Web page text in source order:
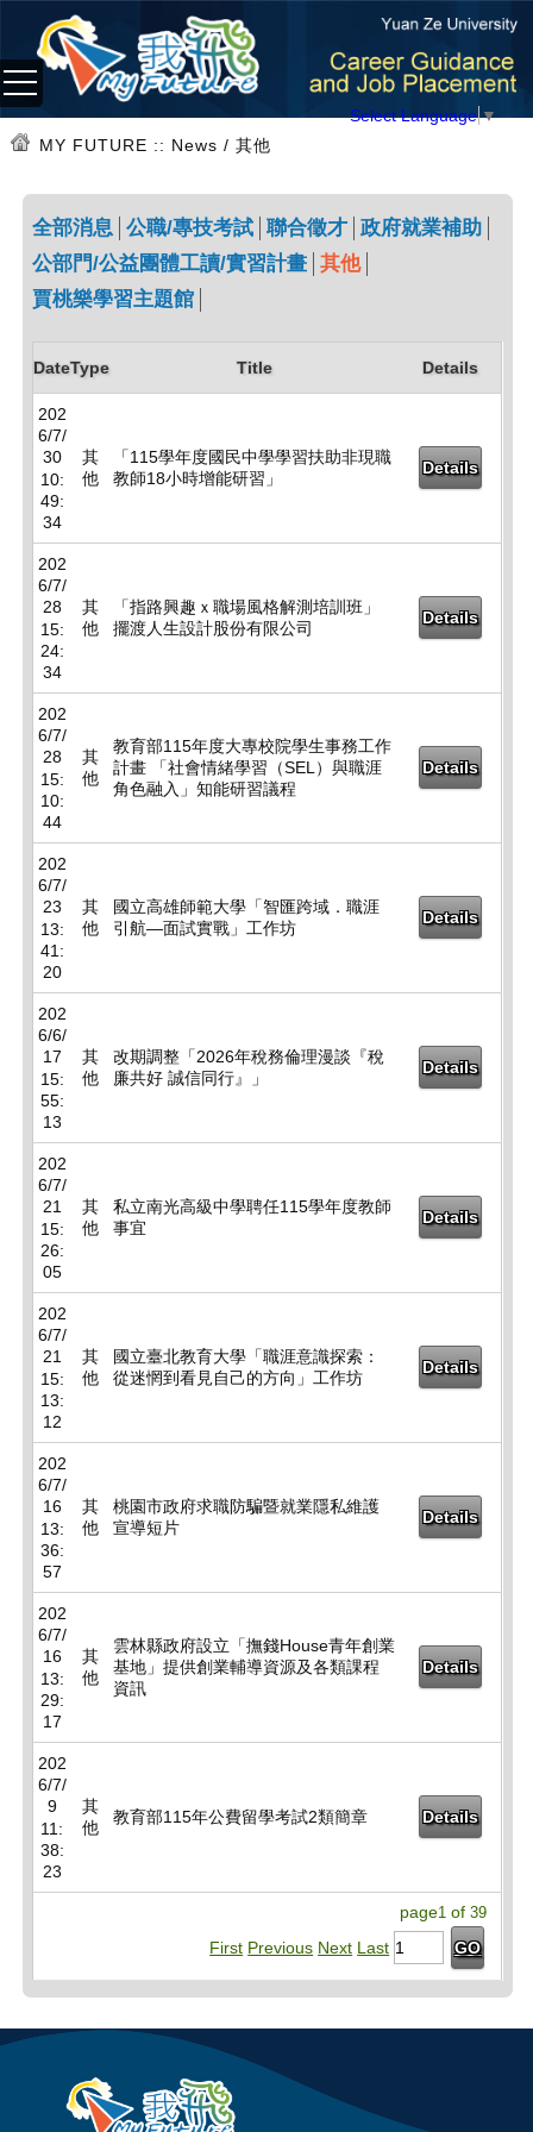
Select Language▼
MY FUTURE :: News / 其他
全部消息 公職/專技考試 聯合徵才 政府就業補助
公部門/公益團體工讀/實習計畫 其他
賈桃樂學習主題館
DateType Title Details
202
6/7/
30
10:
49:
34
其
他
「115學年度國民中學學習扶助非現職
教師18小時增能研習」
Details
202
6/7/
28
15:
24:
34
其
他
「指路興趣ｘ職場風格解測培訓班」
擺渡人生設計股份有限公司
Details
202
6/7/
28
15:
10:
44
其
他
教育部115年度大專校院學生事務工作
計畫 「社會情緒學習（SEL）與職涯
角色融入」知能研習議程
Details
202
6/7/
23
13:
41:
20
其
他
國立高雄師範大學「智匯跨域．職涯
引航—面試實戰」工作坊
Details
202
6/6/
17
15:
55:
13
其
他
改期調整「2026年稅務倫理漫談『稅
廉共好 誠信同行』」
Details
202
6/7/
21
15:
26:
05
其
他
私立南光高級中學聘任115學年度教師
事宜
Details
202
6/7/
21
15:
13:
12
其
他
國立臺北教育大學「職涯意識探索：
從迷惘到看見自己的方向」工作坊
Details
202
6/7/
16
13:
36:
57
其
他
桃園市政府求職防騙暨就業隱私維護
宣導短片
Details
202
6/7/
16
13:
29:
17
其
他
雲林縣政府設立「撫錢House青年創業
基地」提供創業輔導資源及各類課程
資訊
Details
202
6/7/
9
11:
38:
23
其
他
教育部115年公費留學考試2類簡章 Details
page1 of39
First Previous Next Last GO